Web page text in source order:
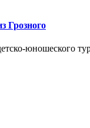
Грозного
юношеского